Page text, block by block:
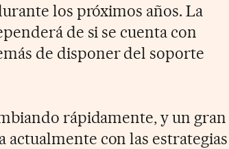
los próximos años. La
de si se cuenta con
de disponer del soporte
rápidamente, y un gran
con las estrategias